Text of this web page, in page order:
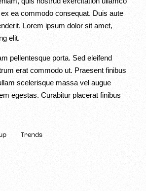
ex ea commodo consequat. Duis aute
Lorem ipsum dolor sit amet,
elit.
pellentesque porta. Sed eleifend
erat commodo ut. Praesent finibus
scelerisque massa vel augue
egestas. Curabitur placerat finibus
Trends